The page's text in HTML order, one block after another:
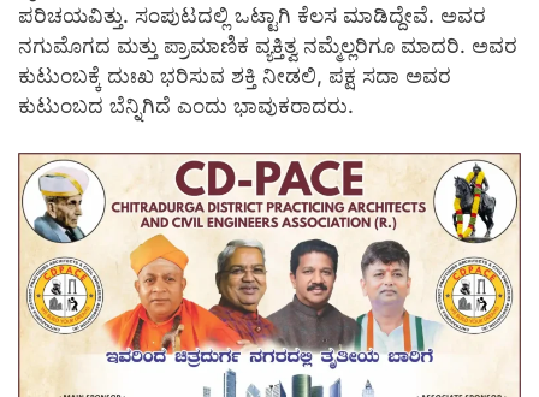
ಪರಿಚಯವಿತ್ತು. ಸಂಪುಟದಲ್ಲಿ ಒಟ್ಟಾಗಿ ಕೆಲಸ ಮಾಡಿದ್ದೇವೆ. ಅವರ
ನಗುಮೊಗದ ಮತ್ತು ಪ್ರಾಮಾಣಿಕ ವ್ಯಕ್ತಿತ್ವ ನಮ್ಮೆಲ್ಲರಿಗೂ ಮಾದರಿ. ಅವರ
ಕುಟುಂಬಕ್ಕೆ ದುಃಖ ಭರಿಸುವ ಶಕ್ತಿ ನೀಡಲಿ, ಪಕ್ಷ ಸದಾ ಅವರ
ಕುಟುಂಬದ ಬೆನ್ನಿಗಿದೆ ಎಂದು ಭಾವುಕರಾದರು.